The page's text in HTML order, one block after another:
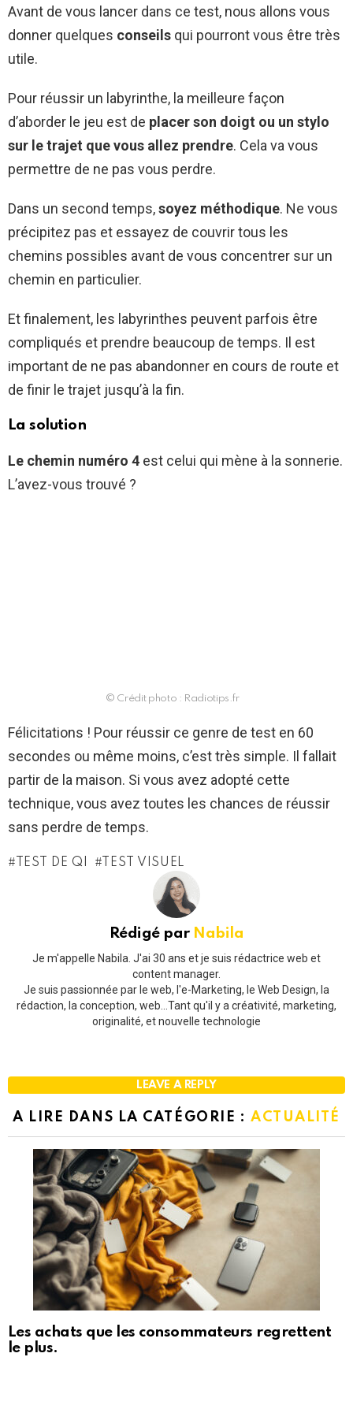
Avant de vous lancer dans ce test, nous allons vous
donner quelques conseils qui pourront vous être très
utile.
Pour réussir un labyrinthe, la meilleure façon
d’aborder le jeu est de placer son doigt ou un stylo
sur le trajet que vous allez prendre. Cela va vous
permettre de ne pas vous perdre.
Dans un second temps,soyez méthodique. Ne vous
précipitez pas et essayez de couvrir tous les
chemins possibles avant de vous concentrer sur un
chemin en particulier.
Et finalement, les labyrinthes peuvent parfois être
compliqués et prendre beaucoup de temps. Il est
important de ne pas abandonner en cours de route et
de finir le trajet jusqu’à la fin.
La solution
Le chemin numéro 4 est celui qui mène à la sonnerie.
L’avez-vous trouvé ?
© Crédit photo : Radiotips.fr
Félicitations ! Pour réussir ce genre de test en 60
secondes ou même moins, c’est très simple. Il fallait
partir de la maison. Si vous avez adopté cette
technique, vous avez toutes les chances de réussir
sans perdre de temps.
TEST DE QI TEST VISUEL
Rédigé par Nabila
Je m'appelle Nabila. J'ai 30 ans et je suis rédactrice web et
content manager.
Je suis passionnée par le web, l'e-Marketing, le Web Design, la
rédaction, la conception, web...Tant qu'il y a créativité, marketing,
originalité, et nouvelle technologie
LEAVE A REPLY
A LIRE DANS LA CATÉGORIE : ACTUALITÉ
Les achats que les consommateurs regrettent
le plus.